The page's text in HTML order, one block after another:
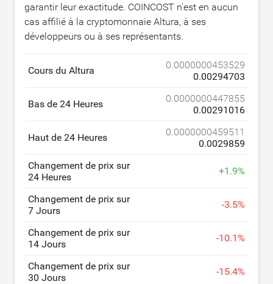
garantir leur exactitude. COINCOST n'est en aucun
cas affilié à la cryptomonnaie Altura, à ses
développeurs ou à ses représentants.
Cours du Altura
0.0000000453529
0.00294703
Bas de 24 Heures
0.0000000447855
0.00291016
Haut de 24 Heures
0.0000000459511
0.0029859
Changement de prix sur
24 Heures
+1.9%
Changement de prix sur
7 Jours
-3.5%
Changement de prix sur
14 Jours
-10.1%
Changement de prix sur
30 Jours
-15.4%